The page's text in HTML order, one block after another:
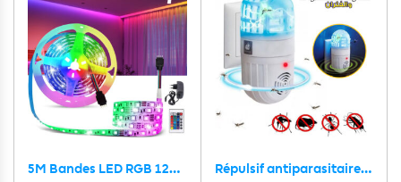
5M Bandes LED RGB 12V pour éclairage intérieur et extérieur Répulsif antiparasitaire ultrasonique 2en1 et zapper d’insectes